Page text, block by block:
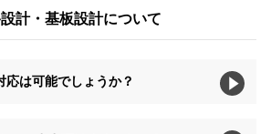
設計・基板設計について
応は可能でしょうか？